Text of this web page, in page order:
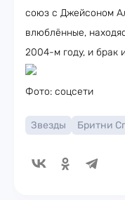
союз с Джейсоном
влюблённые,
2004-м году, и брак
Фото: соцсети
Звезды Бритни